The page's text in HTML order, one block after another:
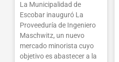
La Municipalidad de
Escobar inauguró La
Proveeduría de Ingeniero
Maschwitz, un nuevo
mercado minorista cuyo
objetivo es abastecer a la